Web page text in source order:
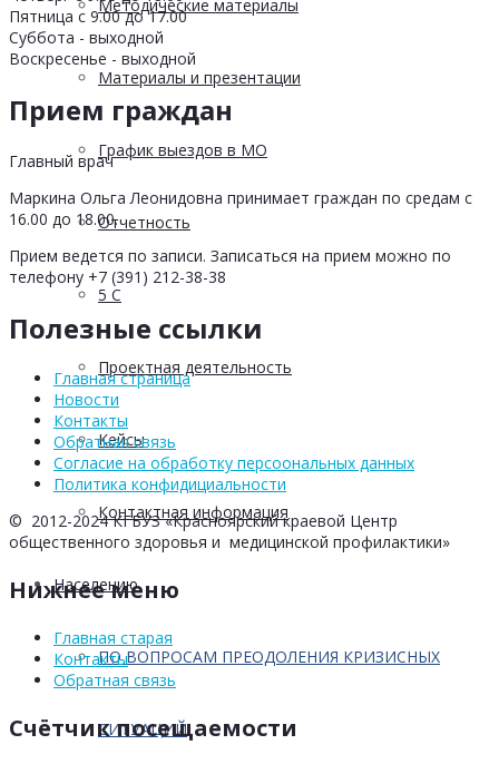
Методические материалы
Материалы и презентации
График выездов в МО
Отчетность
5 С
Проектная деятельность
Кейсы
Контактная информация
Населению
ПО ВОПРОСАМ ПРЕОДОЛЕНИЯ КРИЗИСНЫХ
СИТУАЦИЙ
Пятница с 9.00 до 17.00
Суббота - выходной
Воскресенье - выходной
Прием граждан
Главный врач
Маркина Ольга Леонидовна принимает граждан по средам с
16.00 до 18.00.
Прием ведется по записи. Записаться на прием можно по
телефону +7 (391) 212-38-38
Полезные ссылки
Главная страница
Новости
Контакты
Обратная связь
Согласие на обработку персоональных данных
Политика конфидициальности
© 2012-2024 КГБУЗ «Красноярский краевой Центр
общественного здоровья и медицинской профилактики»
Нижнее меню
Главная старая
Контакты
Обратная связь
Счётчик посещаемости